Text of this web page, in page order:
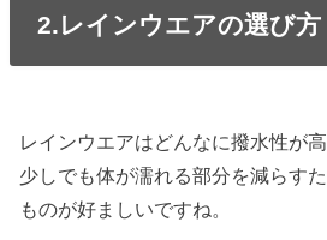
2.レインウエアの選び方
レインウエアはどんなに撥水性が
少しでも体が濡れる部分を減らす
ものが好ましいですね。